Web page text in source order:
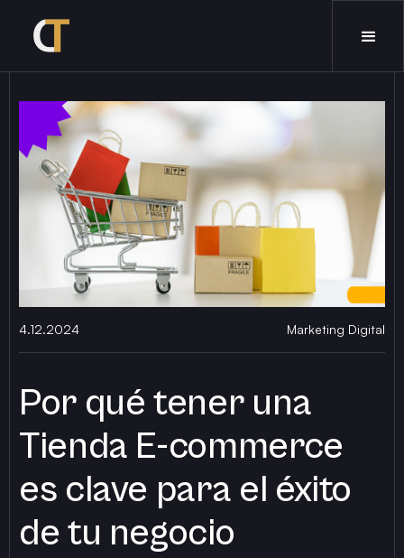
4.12.2024 Marketing Digital
Por qué tener una
Tienda E-commerce
es clave para el éxito
de tu negocio